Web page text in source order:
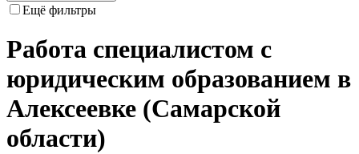
Ещё фильтры
Работа специалистом с
юридическим образованием в
Алексеевке (Самарской
области)